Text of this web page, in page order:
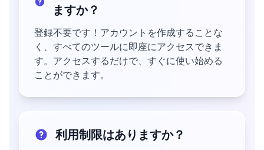
ますか？
登録不要です！アカウントを作成することな
く、すべてのツールに即座にアクセスできま
す。アクセスするだけで、すぐに使い始める
ことができます。
利用制限はありますか？